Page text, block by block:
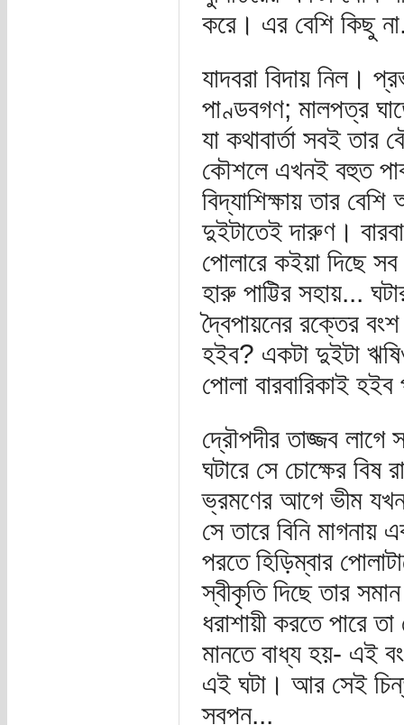
করে। এর বেশি কিছু
যাদবরা বিদায় নিল।
পাণ্ডবগণ; মালপত্র
যা কথাবার্তা সবই
কৌশলে এখনই বহুত
বিদ্যাশিক্ষায় তার
দুইটাতেই দারুণ।
পোলারে কইয়া দিছে
হারু পাট্টির সহায়...
দ্বৈপায়নের রক্তের
হইব? একটা দুইটা
পোলা বারবারিকাই হইব
দ্রৌপদীর তাজ্জব লাগে
ঘটারে সে চোক্ষের বিষ
ভ্রমণের আগে ভীম যখন
সে তারে বিনি
পরতে হিড়িম্বার
স্বীকৃতি দিছে তার
ধরাশায়ী করতে পারে
মানতে বাধ্য হয়- এই
এই ঘটা। আর সেই
স্বপ্ন...